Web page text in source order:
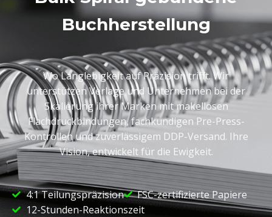
Buchherstellung
Wo Langlebigkeit auf Präzision trifft. Wir
unterstützen Verlage und Unternehmen bei der
Skalierung ihrer Marken mit makellosen
Flachdruckbindungen, fachkundigen Pre-Press-
Kontrollen und zuverlässigem DDP-Versand. Ihre
Vision, entwickelt für die Ewigkeit.
4:1 Teilungspräzision
FSC-zertifizierte Papiere
12-Stunden-Reaktionszeit